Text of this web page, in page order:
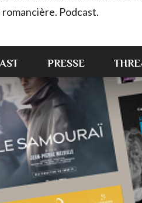
Podcast.
PRESSE